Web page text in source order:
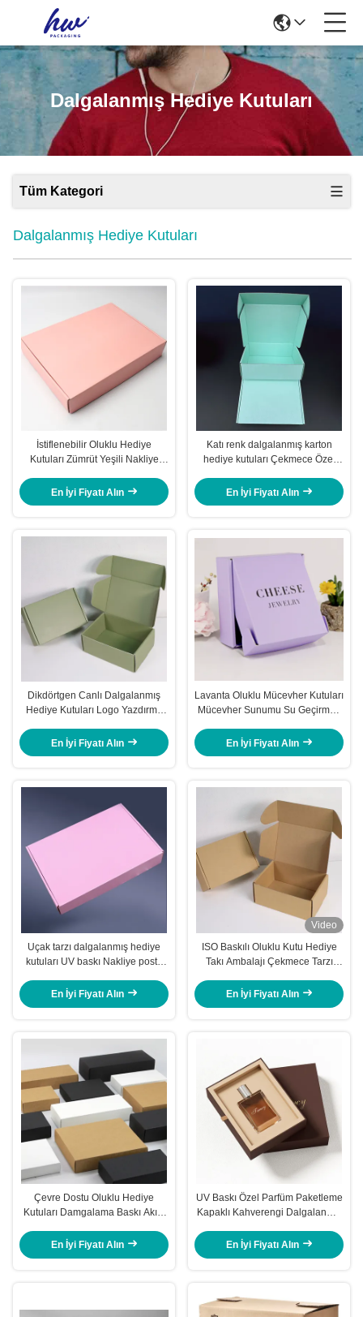
Dalgalanmış Hediye Kutuları
Tüm Kategori
Dalgalanmış Hediye Kutuları
İstiflenebilir Oluklu Hediye
Kutuları Zümrüt Yeşili Nakliye
Altın Metalik
En İyi Fiyatı Alın
Katı renk dalgalanmış karton
hediye kutuları Çekmece Özel
En İyi Fiyatı Alın
Dikdörtgen Canlı Dalgalanmış
Hediye Kutuları Logo Yazdırma
En İyi Fiyatı Alın
Lavanta Oluklu Mücevher Kutuları
Mücevher Sunumu Su Geçirmez
Dönüştürülebilir
En İyi Fiyatı Alın
Uçak tarzı dalgalanmış hediye
kutuları UV baskı Nakliye posta
En İyi Fiyatı Alın
Video
ISO Baskılı Oluklu Kutu Hediye
Takı Ambalajı Çekmece Tarzı
En İyi Fiyatı Alın
Çevre Dostu Oluklu Hediye
Kutuları Damgalama Baskı Akıllı
En İyi Fiyatı Alın
UV Baskı Özel Parfüm Paketleme
Kapaklı Kahverengi Dalgalanmış
En İyi Fiyatı Alın